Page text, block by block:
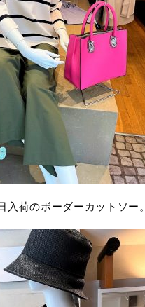
入荷のボーダーカットソー。